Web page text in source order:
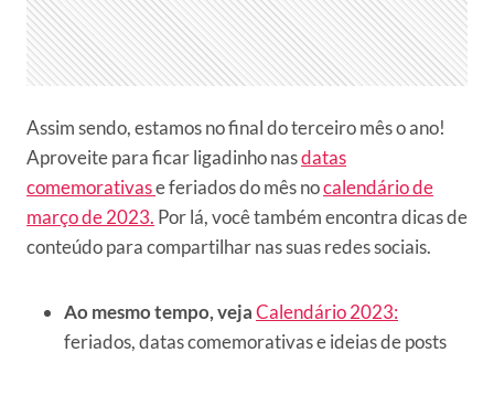
Assim sendo, estamos no final do terceiro mês o ano!
Aproveite para ficar ligadinho nasdatas
comemorativase feriados do mês nocalendário de
março de 2023. Por lá, você também encontra dicas de
conteúdo para compartilhar nas suas redes sociais.
Ao mesmo tempo, vejaCalendário 2023:
feriados, datas comemorativas e ideias de posts